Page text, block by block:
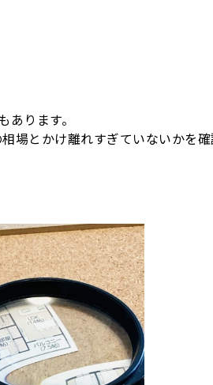
あります。
場とかけ離れすぎていないかを確